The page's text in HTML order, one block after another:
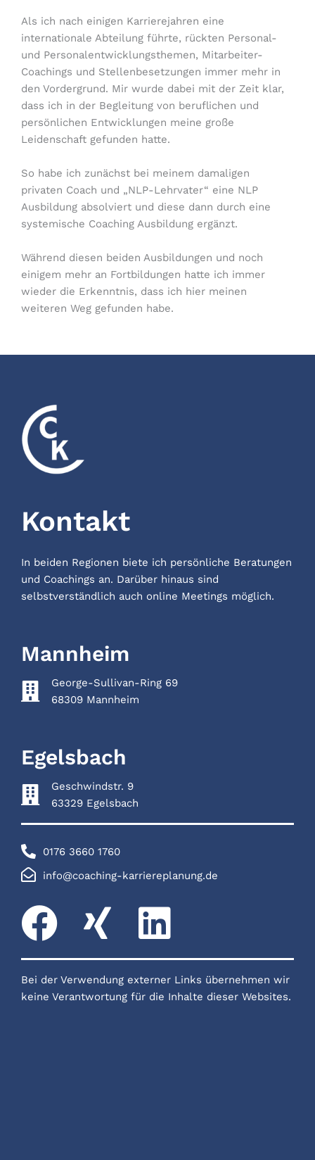
Als ich nach einigen Karrierejahren eine
internationale Abteilung führte, rückten Personal-
und Personalentwicklungsthemen, Mitarbeiter-
Coachings und Stellenbesetzungen immer mehr in
den Vordergrund. Mir wurde dabei mit der Zeit klar,
dass ich in der Begleitung von beruflichen und
persönlichen Entwicklungen meine große
Leidenschaft gefunden hatte.
So habe ich zunächst bei meinem damaligen
privaten Coach und „NLP-Lehrvater“ eine NLP
Ausbildung absolviert und diese dann durch eine
systemische Coaching Ausbildung ergänzt.
Während diesen beiden Ausbildungen und noch
einigem mehr an Fortbildungen hatte ich immer
wieder die Erkenntnis, dass ich hier meinen
weiteren Weg gefunden habe.
Kontakt
In beiden Regionen biete ich persönliche Beratungen
und Coachings an. Darüber hinaus sind
selbstverständlich auch online Meetings möglich.
Mannheim
George-Sullivan-Ring 69
68309 Mannheim
Egelsbach
Geschwindstr. 9
63329 Egelsbach
F
a
c
X
i
n
L
i
n
0176 3660 1760
info@coaching-karriereplanung.de
Bei der Verwendung externer Links übernehmen wir
keine Verantwortung für die Inhalte dieser Websites.